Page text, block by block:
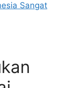
Sangat